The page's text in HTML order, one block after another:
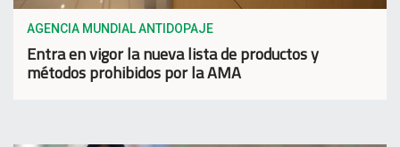
AGENCIA MUNDIAL ANTIDOPAJE
Entra en vigor la nueva lista de productos y
métodos prohibidos por la AMA